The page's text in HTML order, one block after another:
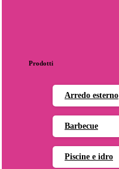
Prodotti
Arredo esterno
Barbecue
Piscine e idro